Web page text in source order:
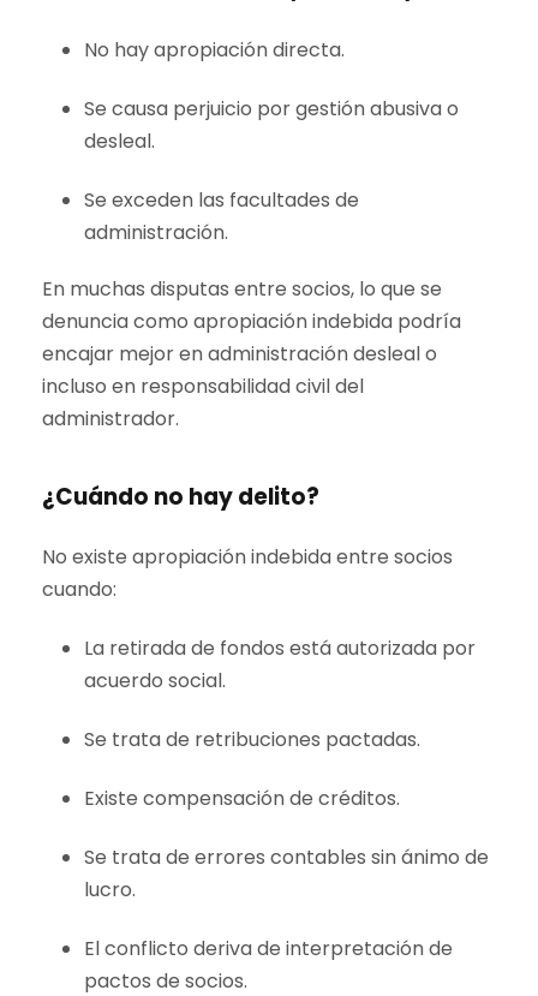
No hay apropiación directa.
Se causa perjuicio por gestión abusiva o
desleal.
Se exceden las facultades de
administración.
En muchas disputas entre socios, lo que se
denuncia como apropiación indebida podría
encajar mejor en administración desleal o
incluso en responsabilidad civil del
administrador.
¿Cuándo no hay delito?
No existe apropiación indebida entre socios
cuando:
La retirada de fondos está autorizada por
acuerdo social.
Se trata de retribuciones pactadas.
Existe compensación de créditos.
Se trata de errores contables sin ánimo de
lucro.
El conflicto deriva de interpretación de
pactos de socios.